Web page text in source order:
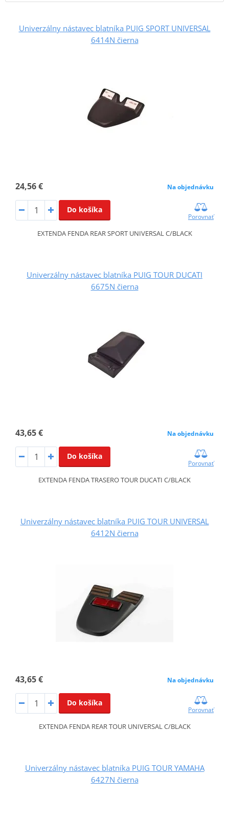
Univerzálny nástavec blatníka PUIG SPORT UNIVERSAL
6414N čierna
24,56 € Na objednávku
Do košíka
Porovnať
EXTENDA FENDA REAR SPORT UNIVERSAL C/BLACK
Univerzálny nástavec blatníka PUIG TOUR DUCATI
6675N čierna
43,65 € Na objednávku
Do košíka
Porovnať
EXTENDA FENDA TRASERO TOUR DUCATI C/BLACK
Univerzálny nástavec blatníka PUIG TOUR UNIVERSAL
6412N čierna
43,65 € Na objednávku
Do košíka
Porovnať
EXTENDA FENDA REAR TOUR UNIVERSAL C/BLACK
Univerzálny nástavec blatníka PUIG TOUR YAMAHA
6427N čierna